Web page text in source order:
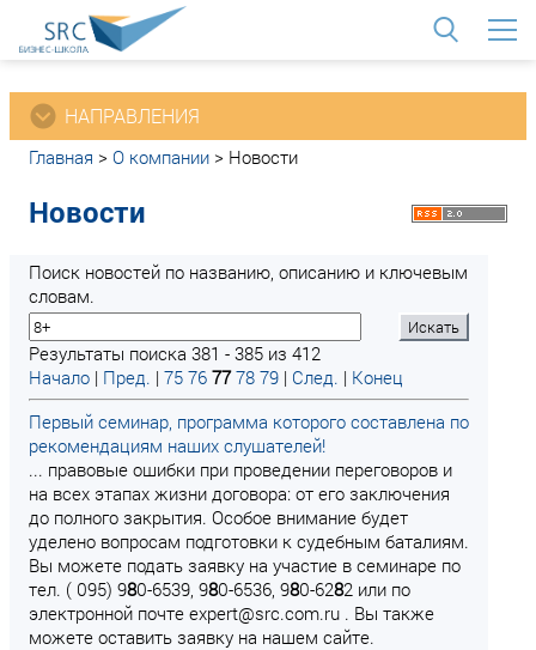
НАПРАВЛЕНИЯ
Главная > О компании > Новости
Новости
Поиск новостей по названию, описанию и ключевым
словам.
Результаты поиска 381 - 385 из 412
Начало | Пред. | 75 76 77 78 79 | След. | Конец
Первый семинар, программа которого составлена по
рекомендациям наших слушателей!
... правовые ошибки при проведении переговоров и
на всех этапах жизни договора: от его заключения
до полного закрытия. Особое внимание будет
уделено вопросам подготовки к судебным баталиям.
Вы можете подать заявку на участие в семинаре по
тел. ( 095) 980-6539, 980-6536, 980-6282 или по
электронной почте expert@src.com.ru . Вы также
можете оставить заявку на нашем сайте.